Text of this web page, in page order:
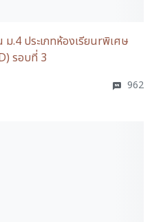
.4 ประเภทห้องเรียนrพิเศษ
รอบที่ 3
962